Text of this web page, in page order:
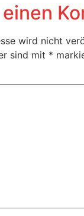
wird nicht
sind mit *